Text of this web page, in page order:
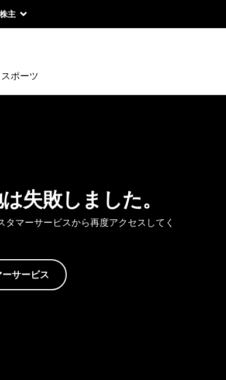
主
スポーツ
失敗しました。
マーサービスから再度アクセスしてく
サービス